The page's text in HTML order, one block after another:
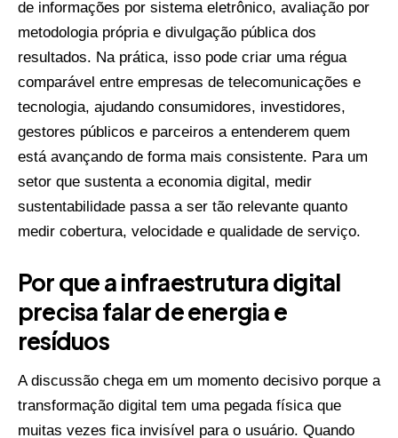
de informações por sistema eletrônico, avaliação por
metodologia própria e divulgação pública dos
resultados. Na prática, isso pode criar uma régua
comparável entre empresas de telecomunicações e
tecnologia, ajudando consumidores, investidores,
gestores públicos e parceiros a entenderem quem
está avançando de forma mais consistente. Para um
setor que sustenta a economia digital, medir
sustentabilidade passa a ser tão relevante quanto
medir cobertura, velocidade e qualidade de serviço.
Por que a infraestrutura digital
precisa falar de energia e
resíduos
A discussão chega em um momento decisivo porque a
transformação digital tem uma pegada física que
muitas vezes fica invisível para o usuário. Quando